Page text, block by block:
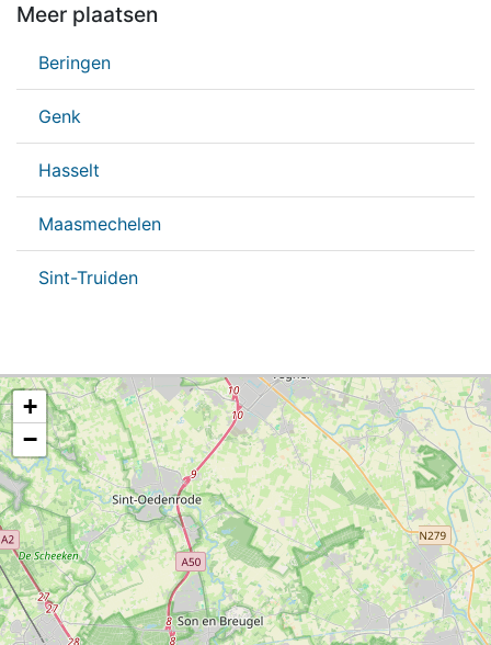
Meer plaatsen
Beringen
Genk
Hasselt
Maasmechelen
Sint-Truiden
+
−